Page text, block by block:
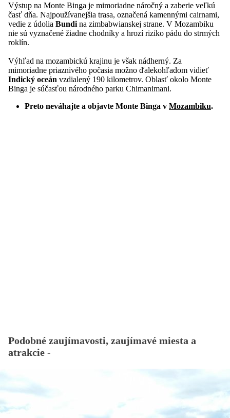
Výstup na Monte Binga je mimoriadne náročný a zaberie veľkú
časť dňa. Najpoužívanejšia trasa, označená kamennými cairnami,
vedie z údolia Bundi na zimbabwianskej strane. V Mozambiku
nie sú vyznačené žiadne chodníky a hrozí riziko pádu do strmých
roklín.
Výhľad na mozambickú krajinu je však nádherný. Za
mimoriadne priaznivého počasia možno ďalekohľadom vidieť
Indický oceán vzdialený 190 kilometrov. Oblasť okolo Monte
Binga je súčasťou národného parku Chimanimani.
Preto neváhajte a objavte Monte Binga v Mozambiku.
Podobné zaujímavosti, zaujímavé miesta a
atrakcie -